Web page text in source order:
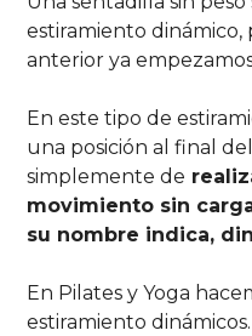
estiramiento
anterior ya
En este tipo de
una posición al final
simplemente de
movimiento sin
su nombre indica,
En Pilates y Yoga
estiramiento